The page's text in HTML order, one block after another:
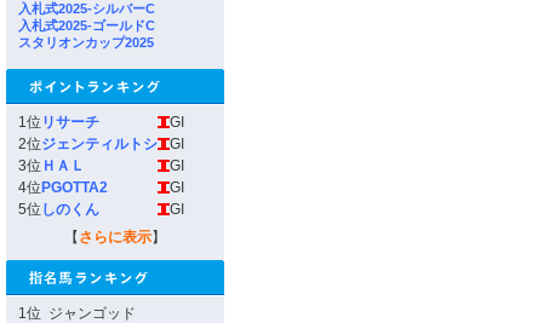
入札式2025-シルバーC
入札式2025-ゴールドC
スタリオンカップ2025
1位 リサーチ
GI
2位ジェンティルトシ
GI
3位 ＨＡＬ
GI
4位 PGOTTA2
GI
5位 しのくん
GI
【 さらに表示】
1位 ジャンゴッド